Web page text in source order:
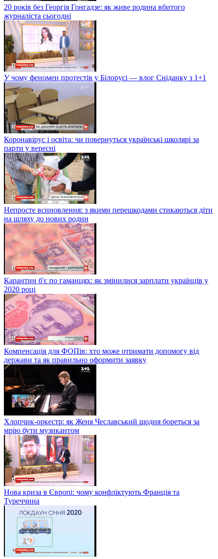
20 років без Георгія Гонгадзе: як живе родина вбитого
журналіста сьогодні
У чому феномен протестів у Білорусі — влог Сніданку з 1+1
Коронавірус і освіта: чи повернуться українські школярі за
парти у вересні
Непросте всиновлення: з якими перешкодами стикаються діти
на шляху до нових родин
Карантин б'є по гаманцях: як змінилися зарплати українців у
2020 році
Компенсація для ФОПів: хто може отримати допомогу від
держави та як правильно оформити заявку
Хлопчик-оркестр: як Женя Чеславський щодня бореться за
мрію бути музикантом
Нова криза в Європі: чому конфліктують Франція та
Туреччина